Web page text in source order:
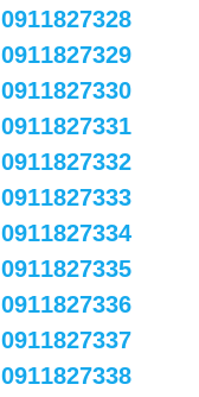
0911827328
0911827329
0911827330
0911827331
0911827332
0911827333
0911827334
0911827335
0911827336
0911827337
0911827338